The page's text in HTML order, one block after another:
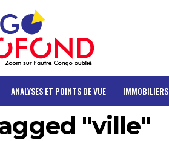
ANALYSES ET POINTS DE VUE IMMOBILIERS
"ville"